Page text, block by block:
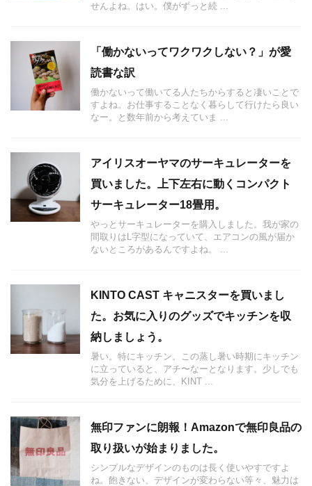
せんよね。はい。僕がずっと続 ...
「働かないってワクワクしない？」が愛
読書な訳
働かないって働いてる人たちからすると凄いことで
すよね。お仕事することなく暮らして行けたら良い
なー。と数年前から考えていま ...
アイリスオーヤマのサーキュレーターを
買いました。上下左右に動くコンパクト
サーキュレーター18畳用。
やっとサーキュレーターを購入しました。我が家の
間取りはL字型になっていて、エアコンの風が届か
ないところがあるんですよね。 ...
KINTO CAST キャニスターを買いまし
た。お気に入りのグッズでキッチンを収
納しましょう。
暑い。特にキッチン。この蒸し暑い時期にキッチン
に立っていると、アチ〜なーとなります。少しでも
気分を上げるために、KINT ...
無印ファンに朗報！Amazonで無印良品の
取り扱いが始まりました。
シンプルなデザインのものは長く使いやすですよ
ね。飽きない、デザインが変わらない等々、魅力は